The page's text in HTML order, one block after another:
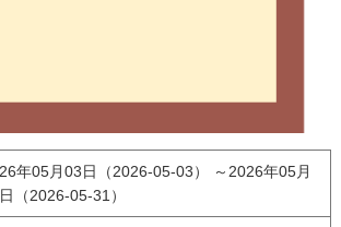
年05月03日（2026-05-03） ～2026年05月
（2026-05-31）